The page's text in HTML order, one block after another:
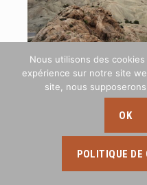
Nous utilisons des
expérience sur notre site
site, nous
OK
POLITIQUE